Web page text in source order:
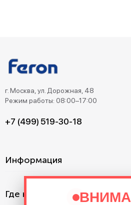
г. Москва, ул. Дорожная, 48
Режим работы: 08:00–17:00
+7 (499) 519-30-18
Информация
Где купить?